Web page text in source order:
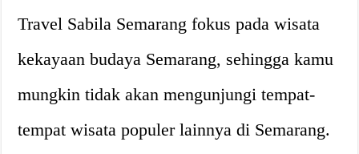
Travel Sabila Semarang fokus pada wisata
kekayaan budaya Semarang, sehingga kamu
mungkin tidak akan mengunjungi tempat-
tempat wisata populer lainnya di Semarang.